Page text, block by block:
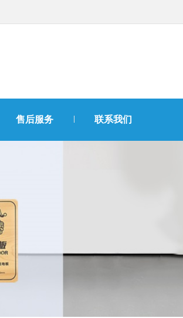
售后服务 联系我们